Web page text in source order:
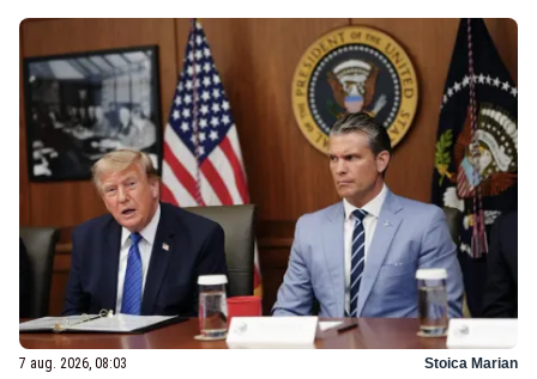
7 aug. 2026, 08:03 Stoica Marian